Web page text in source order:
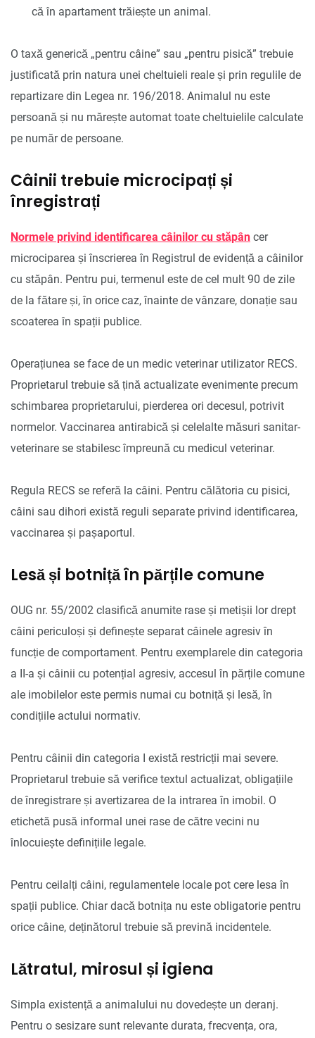
că în apartament trăiește un animal.
O taxă generică „pentru câine” sau „pentru pisică” trebuie
justificată prin natura unei cheltuieli reale și prin regulile de
repartizare din Legea nr. 196/2018. Animalul nu este
persoană și nu mărește automat toate cheltuielile calculate
pe număr de persoane.
Câinii trebuie microcipați și
înregistrați
Normele privind identificarea câinilor cu stăpân cer
microciparea și înscrierea în Registrul de evidență a câinilor
cu stăpân. Pentru pui, termenul este de cel mult 90 de zile
de la fătare și, în orice caz, înainte de vânzare, donație sau
scoaterea în spații publice.
Operațiunea se face de un medic veterinar utilizator RECS.
Proprietarul trebuie să țină actualizate evenimente precum
schimbarea proprietarului, pierderea ori decesul, potrivit
normelor. Vaccinarea antirabică și celelalte măsuri sanitar-
veterinare se stabilesc împreună cu medicul veterinar.
Regula RECS se referă la câini. Pentru călătoria cu pisici,
câini sau dihori există reguli separate privind identificarea,
vaccinarea și pașaportul.
Lesă și botniță în părțile comune
OUG nr. 55/2002 clasifică anumite rase și metișii lor drept
câini periculoși și definește separat câinele agresiv în
funcție de comportament. Pentru exemplarele din categoria
a II-a și câinii cu potențial agresiv, accesul în părțile comune
ale imobilelor este permis numai cu botniță și lesă, în
condițiile actului normativ.
Pentru câinii din categoria I există restricții mai severe.
Proprietarul trebuie să verifice textul actualizat, obligațiile
de înregistrare și avertizarea de la intrarea în imobil. O
etichetă pusă informal unei rase de către vecini nu
înlocuiește definițiile legale.
Pentru ceilalți câini, regulamentele locale pot cere lesa în
spații publice. Chiar dacă botnița nu este obligatorie pentru
orice câine, deținătorul trebuie să prevină incidentele.
Lătratul, mirosul și igiena
Simpla existență a animalului nu dovedește un deranj.
Pentru o sesizare sunt relevante durata, frecvența, ora,